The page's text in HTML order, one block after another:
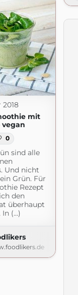
mit
vegan
0
sind alle
Und nicht
Grün. Für
Rezept
den
überhaupt
(...)